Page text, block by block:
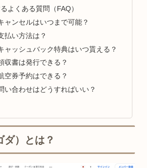
よくある質問（FAQ）
ャンセルはいつまで可能？
払い方法は？
ャッシュバック特典はいつ貰える？
収書は発行できる？
空券予約はできる？
い合わせはどうすればいい？
）とは？